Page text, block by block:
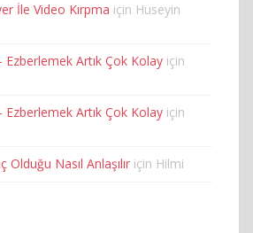
İle Video Kırpma için Huseyin
Ezberlemek Artık Çok Kolay için
Ezberlemek Artık Çok Kolay için
Olduğu Nasıl Anlaşılır için Hilmi